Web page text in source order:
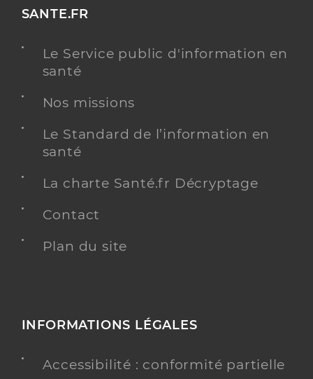
SANTE.FR
Le Service public d'information en
santé
Nos missions
Le Standard de l’information en
santé
La charte Santé.fr Décryptage
Contact
Plan du site
INFORMATIONS LÉGALES
Accessibilité : conformité partielle